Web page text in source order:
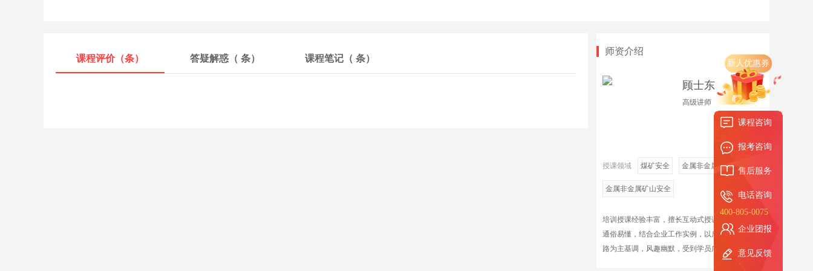
新人优惠券
课程咨询
报考咨询
售后服务
电话咨询
400-805-0075
企业团报
意见反馈
课程评价（条） 答疑解惑（ 条） 课程笔记（ 条）
师资介绍
顾士东
高级讲师
授课领域 煤矿安全 金属非金属矿山安全
金属非金属矿山安全
培训授课经验丰富，擅长互动式授课，深入浅出，
通俗易懂，结合企业工作实例，以启发学员开拓思
路为主基调，风趣幽默，受到学员广泛好评。